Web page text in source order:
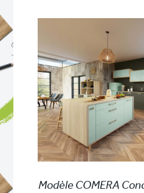
Modèle COMERA